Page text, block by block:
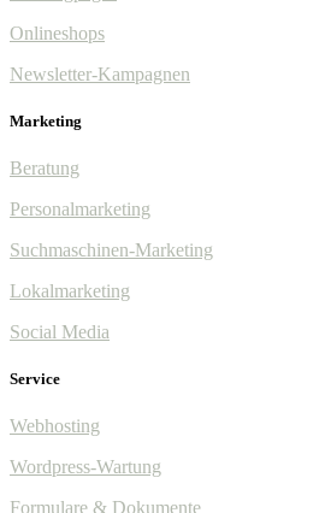
Onlineshops
Newsletter-Kampagnen
Marketing
Beratung
Personalmarketing
Suchmaschinen-Marketing
Lokalmarketing
Social Media
Service
Webhosting
Wordpress-Wartung
Formulare & Dokumente